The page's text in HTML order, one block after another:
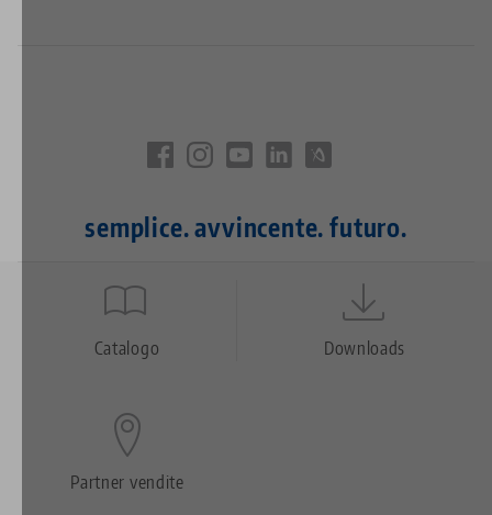
semplice. avvincente. futuro.
Quicklinks
FooterCatalogo Downloads
Partner vendite